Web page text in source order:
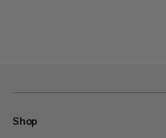
Shop